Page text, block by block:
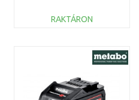
145 L 613088800
RAKTÁRON
Összehasonlítás